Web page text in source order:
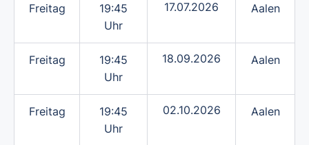
Freitag
19:45
Uhr
17.07.2026 Aalen
Freitag
19:45
Uhr
18.09.2026 Aalen
Freitag
19:45
Uhr
02.10.2026 Aalen